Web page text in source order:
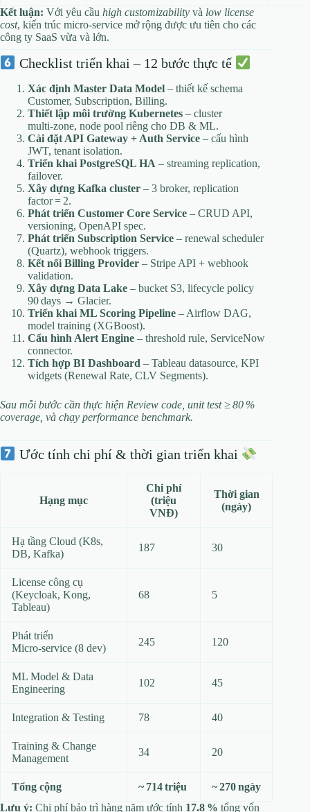
Kết luận: Với yêu cầu high customizability và low license
cost, kiến trúc micro‑service mở rộng được ưu tiên cho các
công ty SaaS vừa và lớn.
Checklist triển khai – 12 bước thực tế
Xác định Master Data Model – thiết kế schema
Customer, Subscription, Billing.
Thiết lập môi trường Kubernetes – cluster
multi‑zone, node pool riêng cho DB & ML.
Cài đặt API Gateway + Auth Service – cấu hình
JWT, tenant isolation.
Triển khai PostgreSQL HA – streaming replication,
failover.
Xây dựng Kafka cluster – 3 broker, replication
factor = 2.
Phát triển Customer Core Service – CRUD API,
versioning, OpenAPI spec.
Phát triển Subscription Service – renewal scheduler
(Quartz), webhook triggers.
Kết nối Billing Provider – Stripe API + webhook
validation.
Xây dựng Data Lake – bucket S3, lifecycle policy
90 days → Glacier.
Triển khai ML Scoring Pipeline – Airflow DAG,
model training (XGBoost).
Cấu hình Alert Engine – threshold rule, ServiceNow
connector.
Tích hợp BI Dashboard – Tableau datasource, KPI
widgets (Renewal Rate, CLV Segments).
Sau mỗi bước cần thực hiện Review code, unit test ≥ 80 %
coverage, và chạy performance benchmark.
Ước tính chi phí & thời gian triển khai
Hạng mục
Chi phí
(triệu
VNĐ)
Thời gian
(ngày)
Hạ tầng Cloud (K8s,
DB, Kafka)
187 30
License công cụ
(Keycloak, Kong,
Tableau)
68 5
Phát triển
Micro‑service (8 dev)
245 120
ML Model & Data
Engineering
102 45
Integration & Testing 78 40
Training & Change
Management
34 20
Tổng cộng ~ 714 triệu
~ 270 ngày
Lưu ý: Chi phí bảo trì hàng năm ước tính 17.8 % tổng vốn